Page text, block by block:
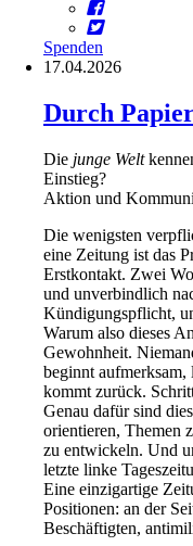
Spenden
17.04.2026
Durch
Die junge Welt
Einstieg?
Aktion und
Die wenigsten
eine Zeitung ist das
Erstkontakt. Zwei
und unverbindlich
Kündigungspflicht,
Warum also dieses
Gewohnheit.
beginnt aufmerksam,
kommt zurück.
Genau dafür sind
orientieren, Themen
zu entwickeln. Und
letzte linke
Eine einzigartige
Positionen: an der
Beschäftigten,